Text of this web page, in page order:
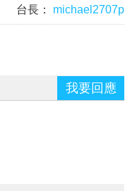
台長：
michael2707p
我要回應